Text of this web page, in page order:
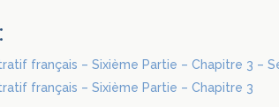
français – Sixième Partie – Chapitre 3 –
français – Sixième Partie – Chapitre 3